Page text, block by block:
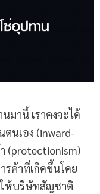
มานี้ เราคงจะได้
นเอง (inward-
(protectionism)
รค้าที่เกิดขึ้นโดย
ให้บริษัทสัญชาติ